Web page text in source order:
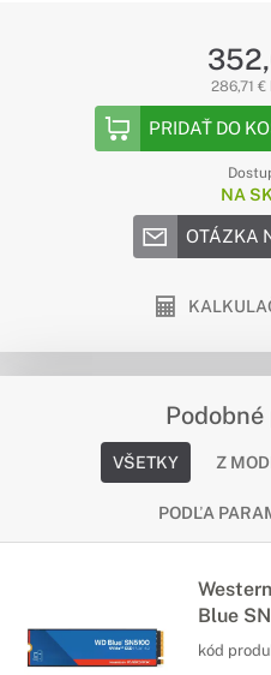
286,71 €
PRIDAŤ DO
NA
OTÁZKA
VŠETKY Z
PODĽA
Blue
kód